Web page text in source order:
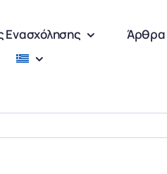
Ενασχόλησης Άρθρα